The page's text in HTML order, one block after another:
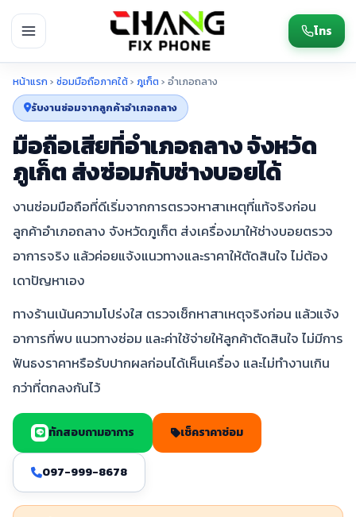
โทร
หน้าแรก › ซ่อมมือถือภาคใต้› ภูเก็ต › อำเภอถลาง
รับงานซ่อมจากลูกค้าอำเภอถลาง
มือถือเสียที่อำเภอถลาง จังหวัด
ภูเก็ต ส่งซ่อมกับช่างบอยได้
งานซ่อมมือถือที่ดีเริ่มจากการตรวจหาสาเหตุที่แท้จริงก่อน
ลูกค้าอำเภอถลาง จังหวัดภูเก็ต ส่งเครื่องมาให้ช่างบอยตรวจ
อาการจริง แล้วค่อยแจ้งแนวทางและราคาให้ตัดสินใจ ไม่ต้อง
เดาปัญหาเอง
ทางร้านเน้นความโปร่งใส ตรวจเช็กหาสาเหตุจริงก่อน แล้วแจ้ง
อาการที่พบ แนวทางซ่อม และค่าใช้จ่ายให้ลูกค้าตัดสินใจ ไม่มีการ
ฟันธงราคาหรือรับปากผลก่อนได้เห็นเครื่อง และไม่ทำงานเกิน
กว่าที่ตกลงกันไว้
ทักสอบถามอาการ เช็คราคาซ่อม
097-999-8678